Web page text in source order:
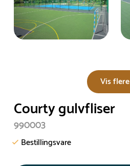
Vis flere
Courty gulvfliser
990003
Bestillingsvare